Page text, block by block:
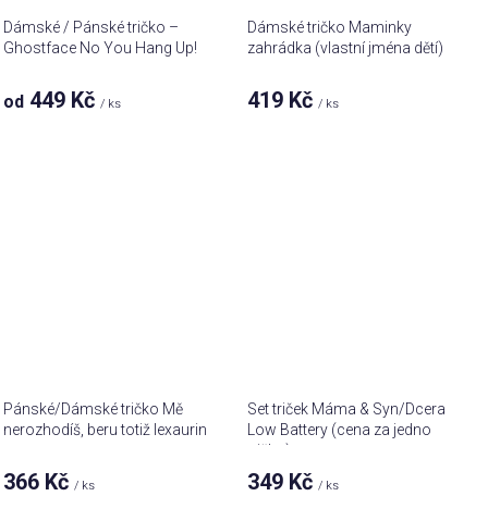
Dámské / Pánské tričko –
Ghostface No You Hang Up!
od 449 Kč/ ks
Dámské tričko Maminky
zahrádka (vlastní jména dětí)
419 Kč/ ks
Pánské/Dámské tričko Mě
nerozhodíš, beru totiž lexaurin
366 Kč / ks
Set triček Máma & Syn/Dcera
Low Battery (cena za jedno
tričko)
Průměrné
349 Kč / ks